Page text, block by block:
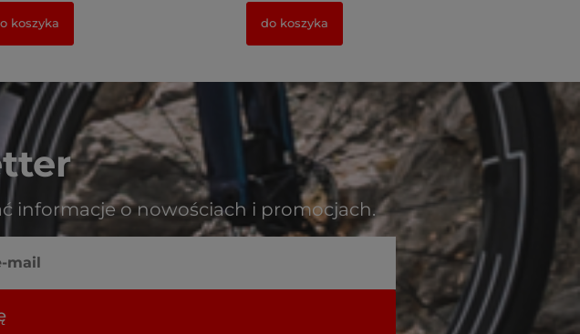
koszyka do koszyka
informacje o nowościach i promocjach.